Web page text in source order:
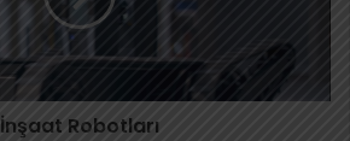
İnşaat Robotları